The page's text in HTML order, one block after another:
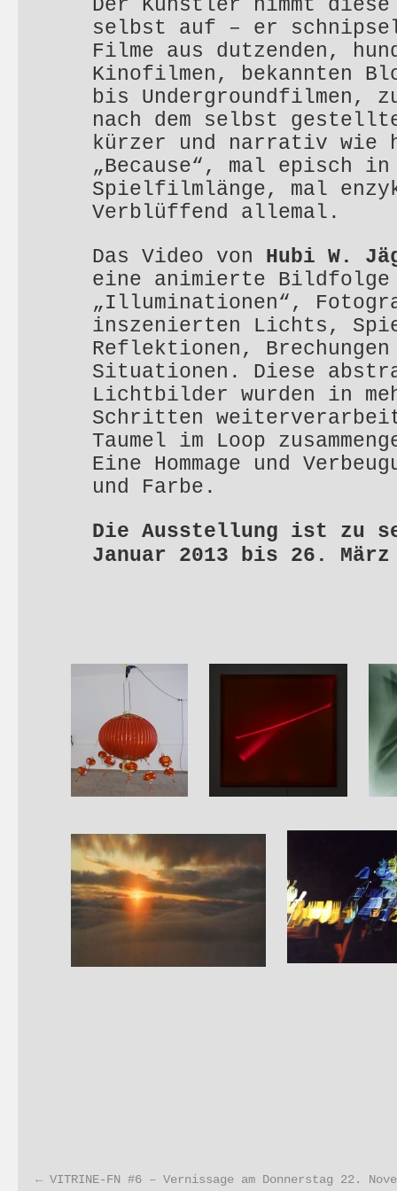
Der Künstler nimmt
selbst auf – er
Filme aus dutzenden,
Kinofilmen, bekannten
bis Undergroundfilmen,
nach dem selbst
kürzer und narrativ wie
„Because“, mal episch in
Spielfilmlänge, mal
Verblüffend allemal.
Das Video von Hubi W.
eine animierte Bildfolge
„Illuminationen“,
inszenierten Lichts,
Reflektionen,
Situationen. Diese
Lichtbilder wurden in
Schritten
Taumel im Loop
Eine Hommage und
und Farbe.
Die Ausstellung ist zu
Januar 2013 bis 26. März
← VITRINE-FN #6 – Vernissage am Donnerstag 22.